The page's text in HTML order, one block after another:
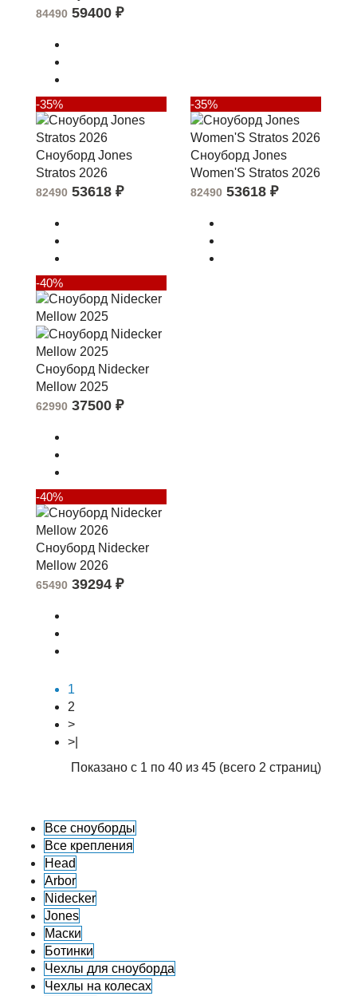
84490 59400 ₽
-35%
Сноуборд Jones
Stratos 2026
82490 53618 ₽
-35%
Сноуборд Jones
Women'S Stratos 2026
82490 53618 ₽
-40%
Сноуборд Nidecker
Mellow 2025
62990 37500 ₽
-40%
Сноуборд Nidecker
Mellow 2026
65490 39294 ₽
1
2
>
>|
Показано с 1 по 40 из 45 (всего 2 страниц)
Все сноуборды
Все крепления
Head
Arbor
Nidecker
Jones
Маски
Ботинки
Чехлы для сноуборда
Чехлы на колесах